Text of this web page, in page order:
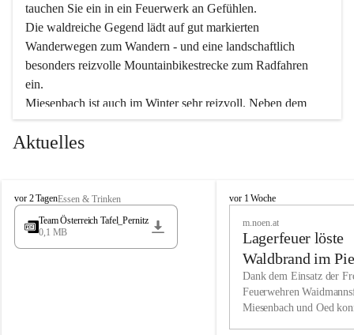
tauchen Sie ein in ein Feuerwerk an Gefühlen.
Die waldreiche Gegend lädt auf gut markierten
Wanderwegen zum Wandern - und eine landschaftlich
besonders reizvolle Mountainbikestrecke zum Radfahren
ein.
Miesenbach ist auch im Winter sehr reizvoll. Neben dem
Eisstockschießen gibt es auf dem nahe gelegenen Unterberg
wunderschöne Naturschneepisten, die zum Schifahren oder
vielfältige Angebot unserer Kulturvereine.
Überzeugen Sie sich selbst, dass Sie in Miesenbach sowie
in den Beherbergungsbetrieben, Gaststätten und urigen
Wir kennen Miesenbach als lebens- und liebenswerten Ort.
Tradition und Innovation werden ebenso groß geschrieben
Aktuelles
M
i
s
vor 2 TagenEssen & Trinken
Team Österreich Tafel_Pernitz
0,1 MB
M
h
vor 1 Woche
m.noen.at
Lagerfeuer löste
Waldbrand im
aus
Dank dem Einsatz der
Feuerwehren
Miesenbach und Oed